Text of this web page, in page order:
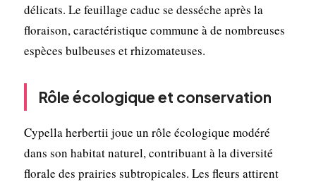
délicats. Le feuillage caduc se desséche après la
floraison, caractéristique commune à de nombreuses
espèces bulbeuses et rhizomateuses.
Rôle écologique et conservation
Cypella herbertii joue un rôle écologique modéré
dans son habitat naturel, contribuant à la diversité
florale des prairies subtropicales. Les fleurs attirent